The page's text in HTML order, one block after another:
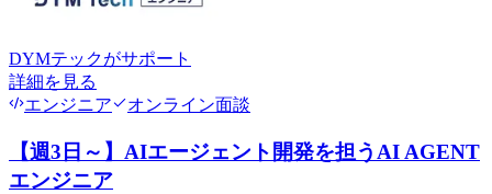
DYMテックがサポート
詳細を見る
エンジニア
オンライン面談
【週3日～】AIエージェント開発を担うAI AGENT
エンジニア